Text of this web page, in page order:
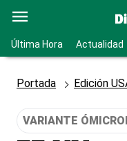
Última Hora Actualidad
Portada Edición
VARIANTE